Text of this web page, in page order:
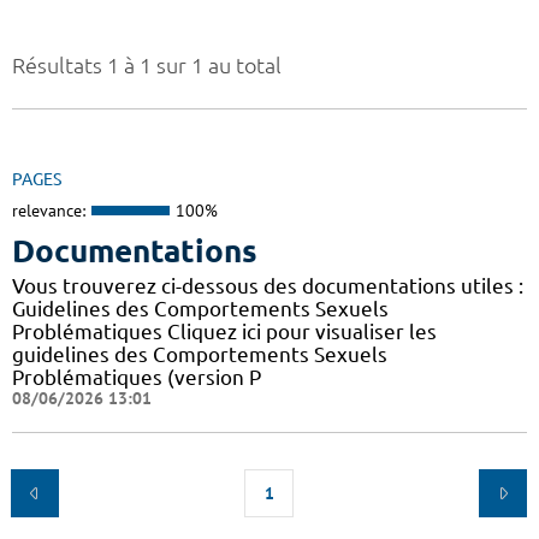
Résultats 1 à 1 sur 1 au total
PAGES
relevance: 100%
Documentations
Vous trouverez ci-dessous des documentations utiles :
Guidelines des Comportements Sexuels
Problématiques Cliquez ici pour visualiser les
guidelines des Comportements Sexuels
Problématiques (version P
08/06/2026 13:01
1